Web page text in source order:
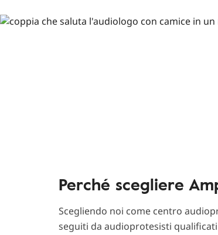
Perché scegliere
Scegliendo noi come centro
seguiti da audioprotesisti